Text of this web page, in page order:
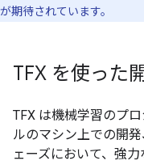
が期待されています。
TFX を使った
TFX は機械学習のプ
ルのマシン上での開
ェーズにおいて、強力